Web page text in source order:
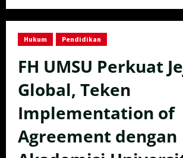
Hukum Pendidikan
FH UMSU Perkuat
Global, Teken
Implementation of
Agreement dengan